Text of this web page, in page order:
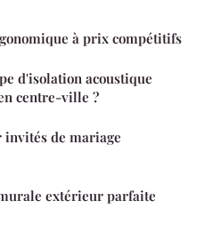
à prix compétitifs
d'isolation acoustique
centre-ville ?
invités de mariage
extérieur parfaite